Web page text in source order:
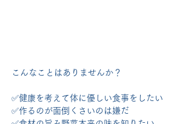
こんなことはありませんか？
✅健康を考えて体に優しい食事をしたい
✅作るのが面倒くさいのは嫌だ